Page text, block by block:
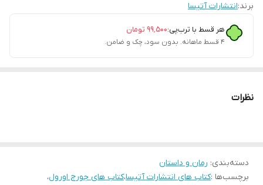
برند:انتشارات آتیسا
هر قسط با ترب‌پی:۹۹٬۵۰۰ تومان
۴ قسط ماهانه. بدون سود، چک و ضامن.
نظرات
دسته‌بندی: رمان و داستان
برچسب‌ها :کتاب های انتشارات آتیسا،کتاب های جورج اورول،